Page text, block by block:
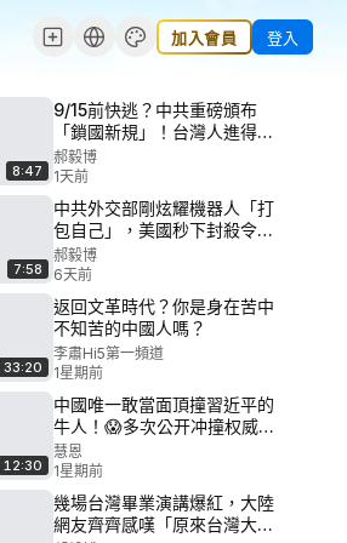
加入會員 登入
8:47
9/15前快逃？中共重磅頒布
「鎖國新規」！台灣人進得去
出不來？《紐時》爆出背後恐
怖真相！｜郝毅博
郝毅博
1天前
7:58
中共外交部剛炫耀機器人「打
包自己」，美國秒下封殺令！
中共科技強國夢碎，這下真的
「打包走人」了？#郝毅博
08.1.2026
郝毅博
6天前
33:20
返回文革時代？你是身在苦中
不知苦的中國人嗎？
李肅Hi5第一頻道
1星期前
12:30
中國唯一敢當面頂撞習近平的
牛人！😱多次公开冲撞权威，
真相让人倒吸一口凉气！
慧恩
1星期前
幾場台灣畢業演講爆紅，大陸
網友齊齊感嘆「原來台灣大陸